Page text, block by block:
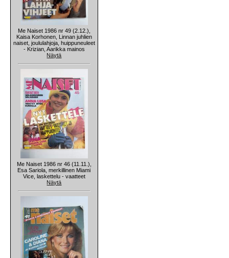
Me Naiset 1986 nr 49 (2.12.),
Kaisa Korhonen, Linnan juhlien
naiset, joululahjoja, huippuneuleet
- Krizian, Aarikka mainos
Näytä
Me Naiset 1986 nr 46 (11.11.),
Esa Sariola, merkillinen Miami
Vice, laskettelu - vaatteet
Näytä